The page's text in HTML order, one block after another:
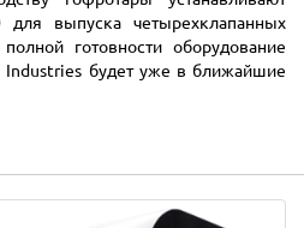
выпуска четырехклапанных
готовности оборудование
Industries будет уже в ближайшие